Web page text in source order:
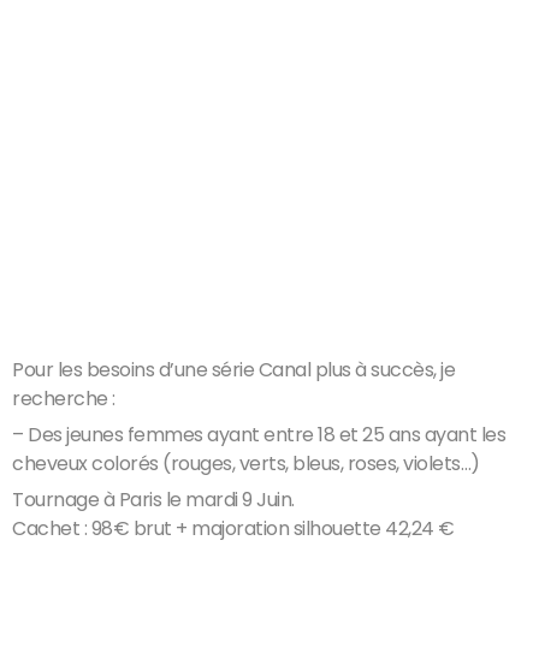
Pour les besoins d’une série Canal plus à succès, je
recherche :
– Des jeunes femmes ayant entre 18 et 25 ans ayant les
cheveux colorés (rouges, verts, bleus, roses, violets…)
Tournage à Paris le mardi 9 Juin.
Cachet : 98€ brut + majoration silhouette 42,24 €